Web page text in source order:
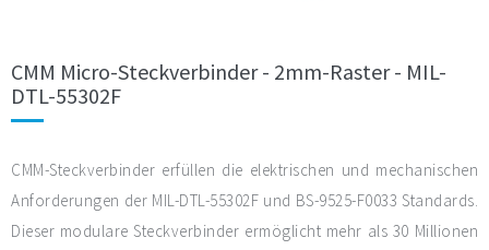
CMM Micro-Steckverbinder - 2mm-Raster - MIL-
DTL-55302F
CMM-Steckverbinder erfüllen die elektrischen und mechanischen
Anforderungen der MIL-DTL-55302F und BS-9525-F0033 Standards.
Dieser modulare Steckverbinder ermöglicht mehr als 30 Millionen